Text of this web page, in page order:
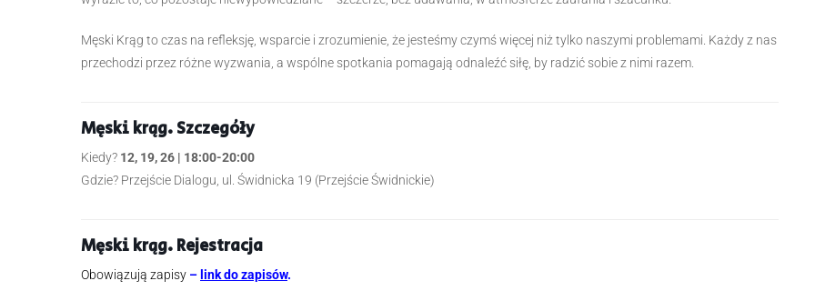
Męski Krąg to czas na refleksję, wsparcie i zrozumienie, że jesteśmy czymś więcej niż tylko naszymi problemami. Każdy z nas
przechodzi przez różne wyzwania, a wspólne spotkania pomagają odnaleźć siłę, by radzić sobie z nimi razem.
Męski krąg. Szczegóły
Kiedy? 12, 19, 26 | 18:00-20:00
Gdzie? Przejście Dialogu, ul. Świdnicka 19 (Przejście Świdnickie)
Męski krąg. Rejestracja
Obowiązują zapisy – link do zapisów.